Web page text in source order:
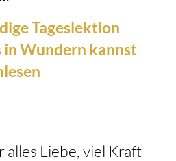
Tageslektion
in Wundern kannst
alles Liebe, viel Kraft